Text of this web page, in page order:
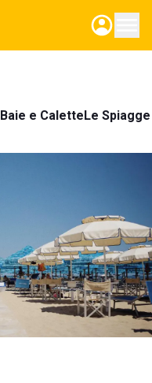
Baie e CaletteLe